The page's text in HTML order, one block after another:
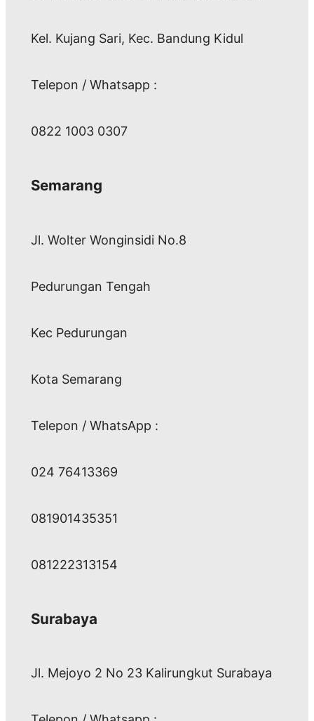
Kel. Kujang Sari, Kec. Bandung Kidul
Telepon / Whatsapp :
0822 1003 0307
Semarang
Jl. Wolter Wonginsidi No.8
Pedurungan Tengah
Kec Pedurungan
Kota Semarang
Telepon / WhatsApp :
024 76413369
081901435351
081222313154
Surabaya
Jl. Mejoyo 2 No 23 Kalirungkut Surabaya